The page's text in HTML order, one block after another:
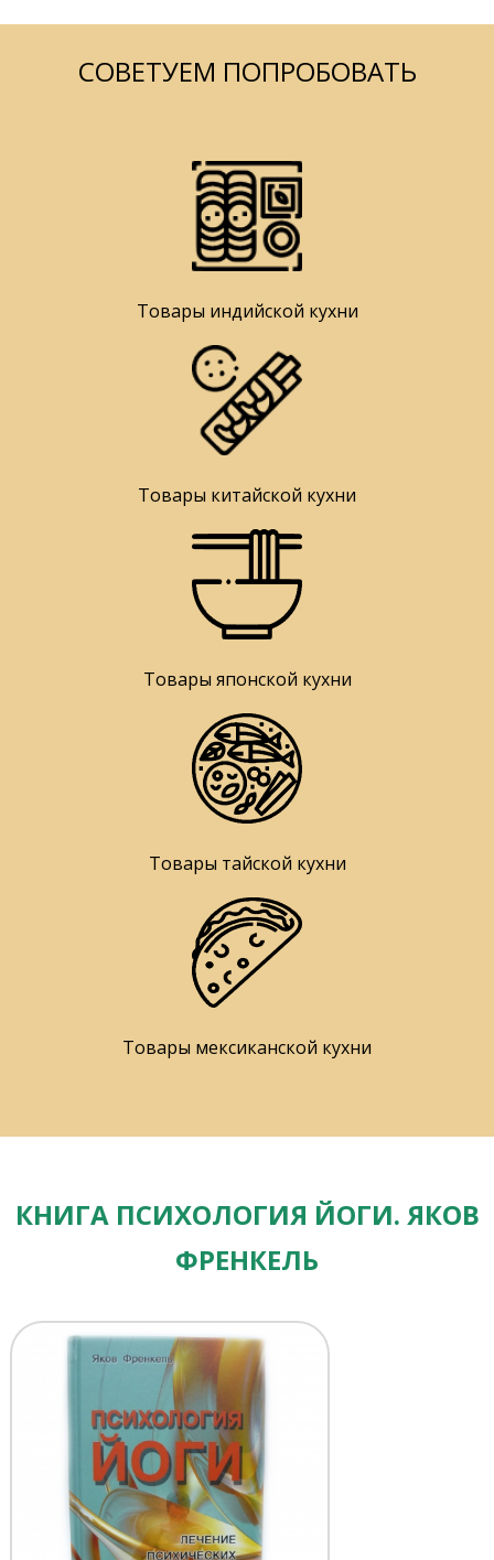
СОВЕТУЕМ ПОПРОБОВАТЬ
Товары индийской кухни
Товары китайской кухни
Товары японской кухни
Товары тайской кухни
Товары мексиканской кухни
КНИГА ПСИХОЛОГИЯ ЙОГИ. ЯКОВ
ФРЕНКЕЛЬ